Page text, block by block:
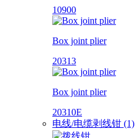
10900
Box joint plier
20313
Box joint plier
20310E
电线/电缆剥线钳 (1)